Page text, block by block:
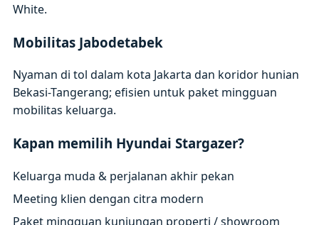
White.
Mobilitas Jabodetabek
Nyaman di tol dalam kota Jakarta dan koridor hunian
Bekasi-Tangerang; efisien untuk paket mingguan
mobilitas keluarga.
Kapan memilih Hyundai Stargazer?
Keluarga muda & perjalanan akhir pekan
Meeting klien dengan citra modern
Paket mingguan kunjungan properti / showroom